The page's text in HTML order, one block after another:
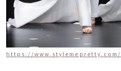
https://